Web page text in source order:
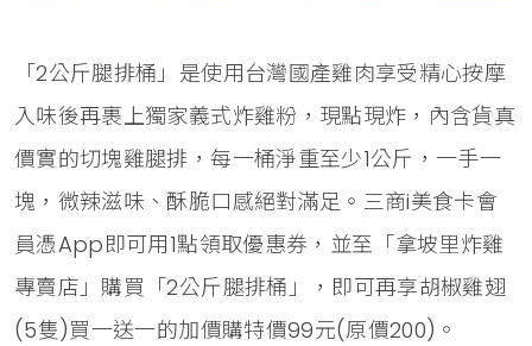
「2公斤腿排桶」是使用台灣國產雞肉享受精心按摩
入味後再裹上獨家義式炸雞粉，現點現炸，內含貨真
價實的切塊雞腿排，每一桶淨重至少1公斤，一手一
塊，微辣滋味、酥脆口感絕對滿足。三商i美食卡會
員憑App即可用1點領取優惠券，並至「拿坡里炸雞
專賣店」購買「2公斤腿排桶」，即可再享胡椒雞翅
(5隻)買一送一的加價購特價99元(原價200)。